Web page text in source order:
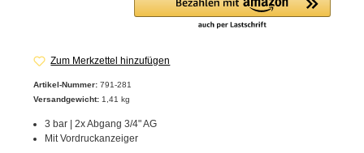
Zum Merkzettel hinzufügen
Artikel-Nummer: 791-281
Versandgewicht: 1,41 kg
3 bar | 2x Abgang 3/4" AG
Mit Vordruckanzeiger